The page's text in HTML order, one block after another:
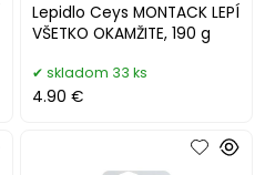
Lepidlo Ceys MONTACK LEPÍ
VŠETKO OKAMŽITE, 190 g
skladom 33 ks
4.90 €